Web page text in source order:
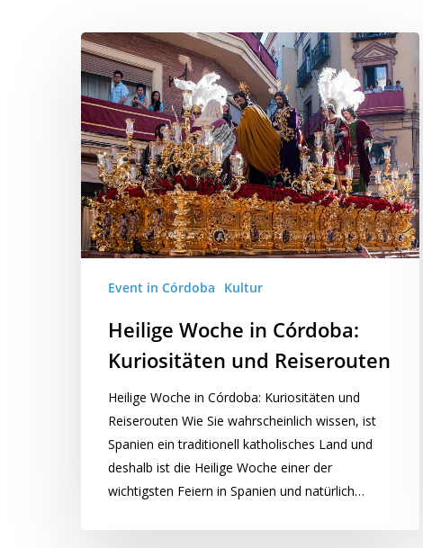
Event in Córdoba Kultur
Heilige Woche in Córdoba:
Kuriositäten und Reiserouten
Heilige Woche in Córdoba: Kuriositäten und
Reiserouten Wie Sie wahrscheinlich wissen, ist
Spanien ein traditionell katholisches Land und
deshalb ist die Heilige Woche einer der
wichtigsten Feiern in Spanien und natürlich…